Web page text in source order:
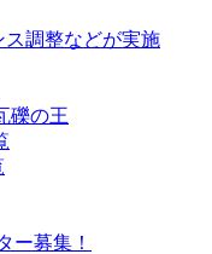
ス調整などが実施
礫の王
ー募集！